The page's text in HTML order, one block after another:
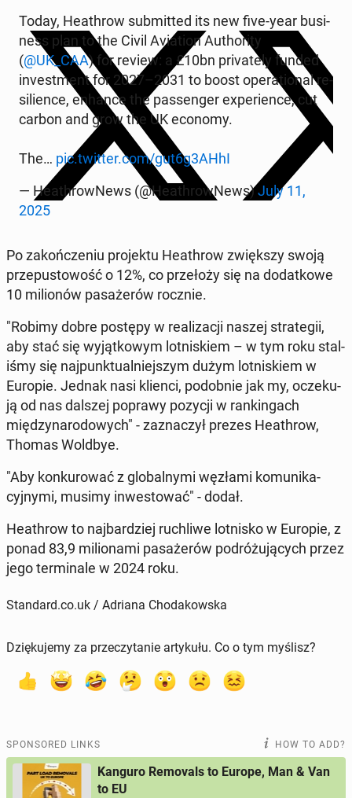
Today, Heathrow sub­mit­ted its new five-year busi­
ness plan to the Civil Avi­a­tion Au­thor­i­ty
(@UK_CAA) for review: a £10bn pri­vate­ly funded
in­vest­ment for 2027–2031 to boost op­er­a­tional re­
silience, enhance the pas­sen­ger ex­pe­ri­ence, cut
carbon and grow the UK economy.
The… pic.twitter.com/gut6g3AHhI
— HeathrowNews (@HeathrowNews)July 11,
2025
Po za­kończe­niu pro­jek­tu Heathrow zwięk­szy swoją
prze­pus­towość o 12%, co przełoży się na do­datkowe
10 mil­ionów pasażerów rocznie.
"Robimy dobre postępy w re­al­iza­cji naszej strate­gii,
aby stać się wyjątkowym lot­niskiem – w tym roku stal­
iśmy się na­jpunk­tu­al­niejszym dużym lot­niskiem w
Europie. Jednak nasi klienci, podob­nie jak my, oczeku­
ją od nas dalszej poprawy pozycji w rankingach
między­nar­o­dowych" - za­z­naczył prezes Heathrow,
Thomas Woldbye.
"Aby konkurować z glob­al­ny­mi węzłami ko­mu­nika­
cyjny­mi, musimy in­west­ować" - dodał.
Heathrow to na­jbardziej ruch­li­we lot­nisko w Europie, z
ponad 83,9 mil­ion­a­mi pasażerów po­dróżu­ją­cych przez
jego ter­mi­nale w 2024 roku.
Standard.co.uk / Adriana Chodakowska
Dziękujemy za przeczytanie artykułu. Co o tym myślisz?
SPONSORED LINKS HOW TO ADD?
Kanguro Removals to Europe, Man & Van
to EU